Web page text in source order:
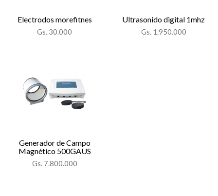
Electrodos morefitnes
Gs. 30.000
Ultrasonido digital 1mhz
Gs. 1.950.000
Generador de Campo
Magnético 500GAUS
Gs. 7.800.000